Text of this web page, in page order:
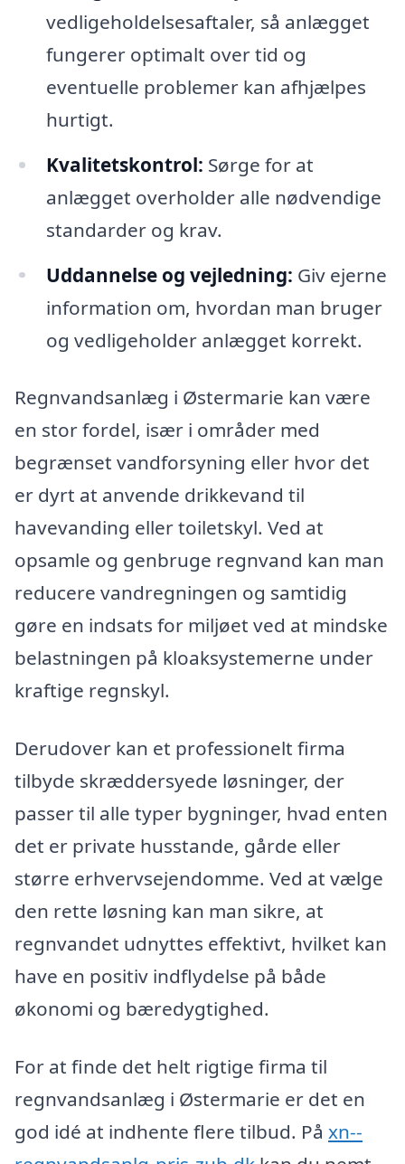
vedligeholdelsesaftaler, så anlægget
fungerer optimalt over tid og
eventuelle problemer kan afhjælpes
hurtigt.
Kvalitetskontrol: Sørge for at
anlægget overholder alle nødvendige
standarder og krav.
Uddannelse og vejledning: Giv ejerne
information om, hvordan man bruger
og vedligeholder anlægget korrekt.
Regnvandsanlæg i Østermarie kan være
en stor fordel, især i områder med
begrænset vandforsyning eller hvor det
er dyrt at anvende drikkevand til
havevanding eller toiletskyl. Ved at
opsamle og genbruge regnvand kan man
reducere vandregningen og samtidig
gøre en indsats for miljøet ved at mindske
belastningen på kloaksystemerne under
kraftige regnskyl.
Derudover kan et professionelt firma
tilbyde skræddersyede løsninger, der
passer til alle typer bygninger, hvad enten
det er private husstande, gårde eller
større erhvervsejendomme. Ved at vælge
den rette løsning kan man sikre, at
regnvandet udnyttes effektivt, hvilket kan
have en positiv indflydelse på både
økonomi og bæredygtighed.
For at finde det helt rigtige firma til
regnvandsanlæg i Østermarie er det en
god idé at indhente flere tilbud. På xn--